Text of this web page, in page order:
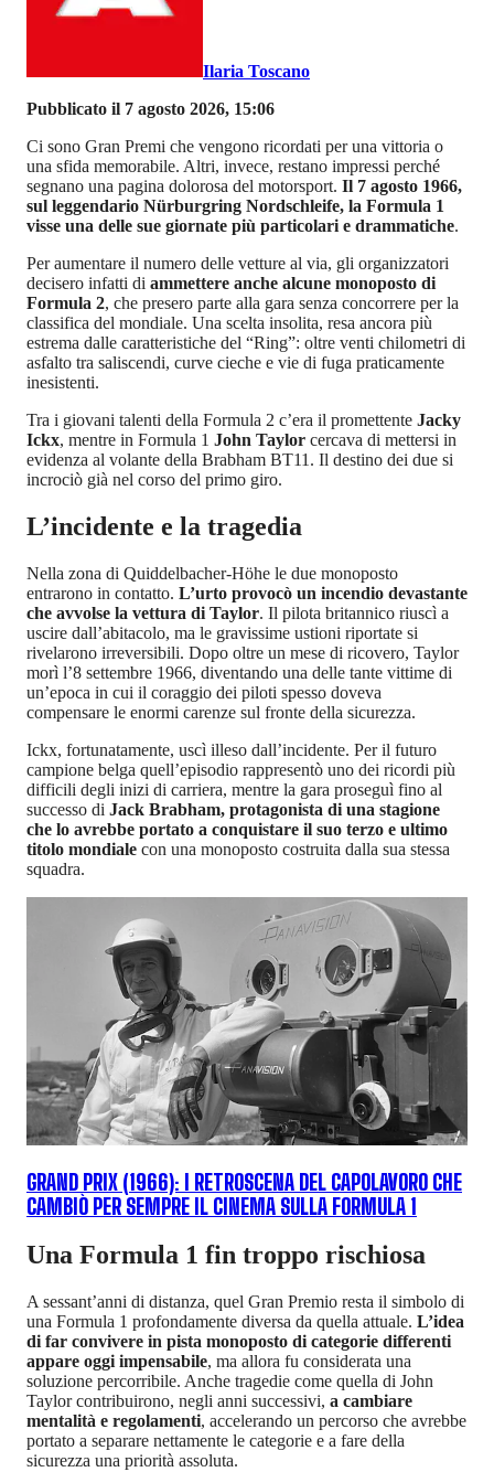
Ilaria Toscano
Pubblicato il 7 agosto 2026, 15:06
Ci sono Gran Premi che vengono ricordati per una vittoria o
una sfida memorabile. Altri, invece, restano impressi perché
segnano una pagina dolorosa del motorsport. Il 7 agosto 1966,
sul leggendario Nürburgring Nordschleife, la Formula 1
visse una delle sue giornate più particolari e drammatiche.
Per aumentare il numero delle vetture al via, gli organizzatori
decisero infatti di ammettere anche alcune monoposto di
Formula 2, che presero parte alla gara senza concorrere per la
classifica del mondiale. Una scelta insolita, resa ancora più
estrema dalle caratteristiche del “Ring”: oltre venti chilometri di
asfalto tra saliscendi, curve cieche e vie di fuga praticamente
inesistenti.
Tra i giovani talenti della Formula 2 c’era il promettente Jacky
Ickx, mentre in Formula 1 John Taylor cercava di mettersi in
evidenza al volante della Brabham BT11. Il destino dei due si
incrociò già nel corso del primo giro.
L’incidente e la tragedia
Nella zona di Quiddelbacher-Höhe le due monoposto
entrarono in contatto. L’urto provocò un incendio devastante
che avvolse la vettura di Taylor. Il pilota britannico riuscì a
uscire dall’abitacolo, ma le gravissime ustioni riportate si
rivelarono irreversibili. Dopo oltre un mese di ricovero, Taylor
morì l’8 settembre 1966, diventando una delle tante vittime di
un’epoca in cui il coraggio dei piloti spesso doveva
compensare le enormi carenze sul fronte della sicurezza.
Ickx, fortunatamente, uscì illeso dall’incidente. Per il futuro
campione belga quell’episodio rappresentò uno dei ricordi più
difficili degli inizi di carriera, mentre la gara proseguì fino al
successo di Jack Brabham, protagonista di una stagione
che lo avrebbe portato a conquistare il suo terzo e ultimo
titolo mondiale con una monoposto costruita dalla sua stessa
squadra.
GRAND PRIX (1966): I RETROSCENA DEL CAPOLAVORO CHE
CAMBIÒ PER SEMPRE IL CINEMA SULLA FORMULA 1
Una Formula 1 fin troppo rischiosa
A sessant’anni di distanza, quel Gran Premio resta il simbolo di
una Formula 1 profondamente diversa da quella attuale. L’idea
di far convivere in pista monoposto di categorie differenti
appare oggi impensabile, ma allora fu considerata una
soluzione percorribile. Anche tragedie come quella di John
Taylor contribuirono, negli anni successivi, a cambiare
mentalità e regolamenti, accelerando un percorso che avrebbe
portato a separare nettamente le categorie e a fare della
sicurezza una priorità assoluta.